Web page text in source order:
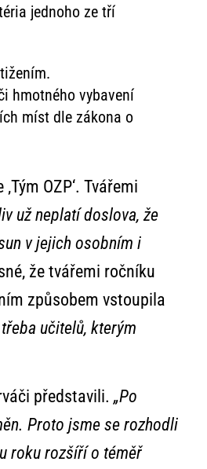
jednoho ze tří
hmotného vybavení
míst dle zákona o
OZP‘. Tvářemi
už neplatí doslova, že
v jejich osobním i
že tvářemi ročníku
způsobem vstoupila
učitelů, kterým
představili. „Po
Proto jsme se rozhodli
roku rozšíří o téměř